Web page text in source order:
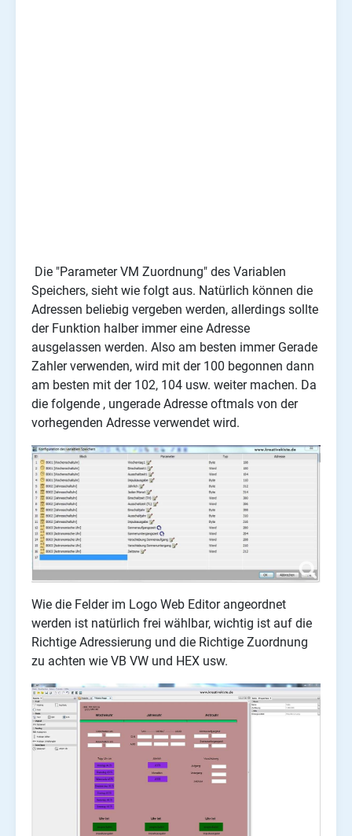
Die "Parameter VM Zuordnung" des Variablen
Speichers, sieht wie folgt aus. Natürlich können die
Adressen beliebig vergeben werden, allerdings sollte
der Funktion halber immer eine Adresse
ausgelassen werden. Also am besten immer Gerade
Zahler verwenden, wird mit der 100 begonnen dann
am besten mit der 102, 104 usw. weiter machen. Da
die folgende , ungerade Adresse oftmals von der
vorhegenden Adresse verwendet wird.
Wie die Felder im Logo Web Editor angeordnet
werden ist natürlich frei wählbar, wichtig ist auf die
Richtige Adressierung und die Richtige Zuordnung
zu achten wie VB VW und HEX usw.